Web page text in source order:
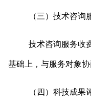
（三）技术咨询
技术咨询服务收
基础上，与服务对象
（四） 科技成果